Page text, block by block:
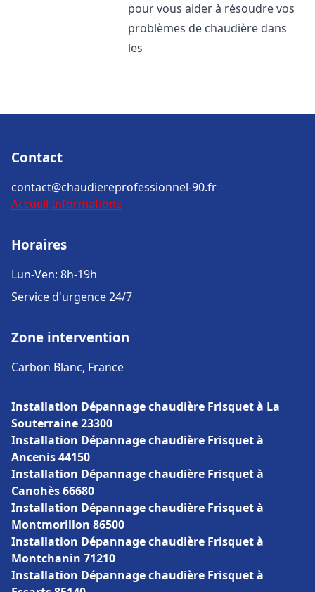
pour vous aider à résoudre vos
problèmes de chaudière dans
les
Contact
contact@chaudiereprofessionnel-90.fr
Accueil Informations
Horaires
Lun-Ven: 8h-19h
Service d'urgence 24/7
Zone intervention
Carbon Blanc, France
Installation Dépannage chaudière Frisquet à La
Souterraine 23300
Installation Dépannage chaudière Frisquet à
Ancenis 44150
Installation Dépannage chaudière Frisquet à
Canohès 66680
Installation Dépannage chaudière Frisquet à
Montmorillon 86500
Installation Dépannage chaudière Frisquet à
Montchanin 71210
Installation Dépannage chaudière Frisquet à